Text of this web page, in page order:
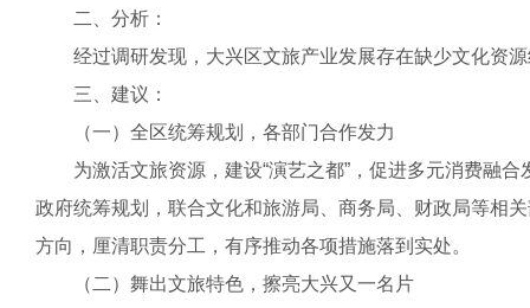
二、分析：
经过调研发现，大兴区文旅产业发展存在缺少文化资源
三、建议：
（一）全区统筹规划，各部门合作发力
为激活文旅资源，建设“演艺之都”，促进多元消费融合
政府统筹规划，联合文化和旅游局、商务局、财政局等相
方向，厘清职责分工，有序推动各项措施落到实处。
（二）舞出文旅特色，擦亮大兴又一名片